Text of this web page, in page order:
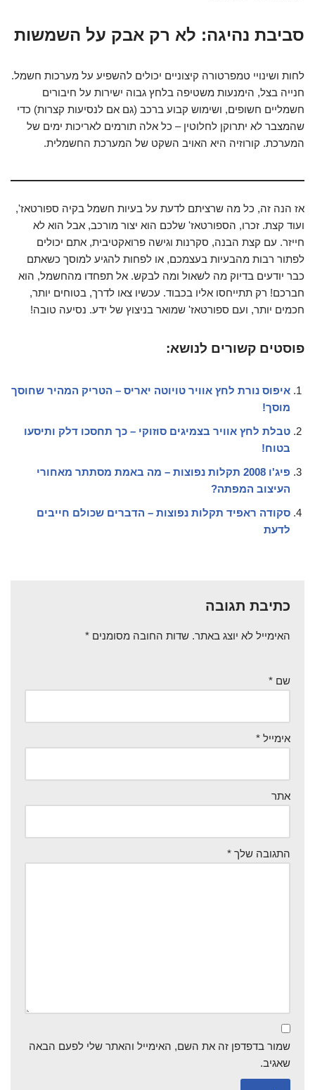
סביבת נהיגה: לא רק אבק על השמשות
לחות ושינויי טמפרטורה קיצוניים יכולים להשפיע על מערכות חשמל.
חנייה בצל, הימנעות משטיפה בלחץ גבוה ישירות על חיבורים
חשמליים חשופים, ושימוש קבוע ברכב (גם אם לנסיעות קצרות) כדי
שהמצבר לא יתרוקן לחלוטין – כל אלה תורמים לאריכות ימים של
המערכת. קורוזיה היא האויב השקט של המערכת החשמלית.
אז הנה זה, כל מה שרציתם לדעת על בעיות חשמל בקיה ספורטאז',
ועוד קצת. זכרו, הספורטאז' שלכם הוא יצור מורכב, אבל הוא לא
חייזר. עם קצת הבנה, סקרנות וגישה פרואקטיבית, אתם יכולים
לפתור רבות מהבעיות בעצמכם, או לפחות להגיע למוסך כשאתם
כבר יודעים בדיוק מה לשאול ומה לבקש. אל תפחדו מהחשמל, הוא
חברכם! רק תתייחסו אליו בכבוד. עכשיו צאו לדרך, בטוחים יותר,
חכמים יותר, ועם ספורטאז' שמואר בניצוץ של ידע. נסיעה טובה!
פוסטים קשורים לנושא:
איפוס נורת לחץ אוויר טויוטה יאריס – הטריק המהיר שחוסך
מוסך!
טבלת לחץ אוויר בצמיגים סוזוקי – כך תחסכו דלק ותיסעו
בטוח!
פיג'ו 2008 תקלות נפוצות – מה באמת מסתתר מאחורי
העיצוב המפתה?
סקודה ראפיד תקלות נפוצות – הדברים שכולם חייבים
לדעת
כתיבת תגובה
האימייל לא יוצג באתר. שדות החובה מסומנים *
שם *
אימייל *
אתר
התגובה שלך *
שמור בדפדפן זה את השם, האימייל והאתר שלי לפעם הבאה
שאגיב.